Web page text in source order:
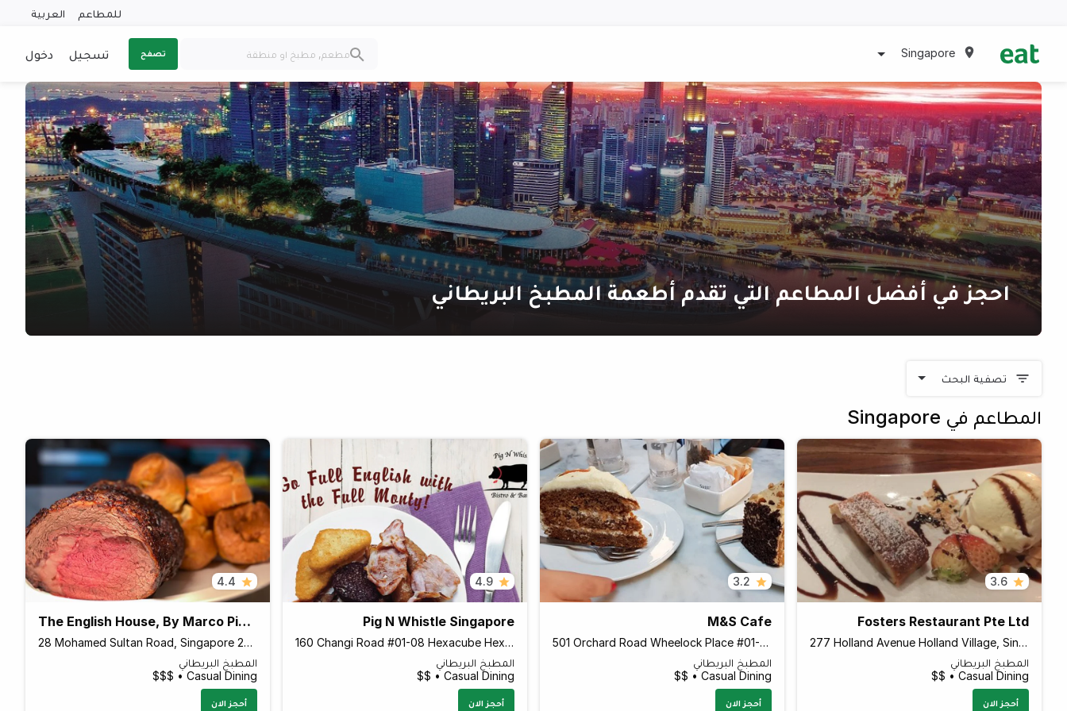
للمطاعم العربية
Singapore تصفح تسجيل دخول
احجز في أفضل المطاعم التي تقدم أطعمة المطبخ البريطاني
تصفية البحث
المطاعم في Singapore
3.6
Fosters Restaurant Pte Ltd
277 Holland Avenue Holland Village, Singapore 278994 Singapore
المطبخ البريطاني
Casual Dining • $$
أحجز الان
3.2
M&S Cafe
501 Orchard Road Wheelock Place #01-K2 Wheelock Place, Singapore 238880 Singapore
المطبخ البريطاني
Casual Dining • $$
أحجز الان
4.9
Pig N Whistle Singapore
160 Changi Road #01-08 Hexacube Hexacube, Singapore 419728 Singapore
المطبخ البريطاني
Casual Dining • $$
أحجز الان
4.4
The English House, By Marco Pierre White, Singapore
28 Mohamed Sultan Road, Singapore 238972 Singapore
المطبخ البريطاني
Casual Dining • $$$
أحجز الان